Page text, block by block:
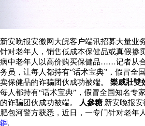
新安晚报安徽网大皖客户端讯招募大量
针对老年人，销售低成本保健品或真假掺
病中老年人以高价购买保健品……记者从
务员，让每人都持有“话术宝典”，假冒
卖保健品的诈骗团伙成功被端。 樂威壯雙
每人都持有“话术宝典”，假冒全国知名
的诈骗团伙成功被端。
人參糖 新安晚报
肥包河警方获悉，近日，一专门针对老年
鋼.